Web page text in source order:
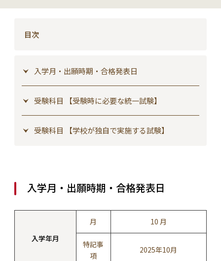
目次
入学月・出願時期・合格発表日
受験科目 【受験時に必要な統一試験】
受験科目 【学校が独自で実施する試験】
入学月・出願時期・合格発表日
入学年月
月 10 月
特記事
項
2025年10月